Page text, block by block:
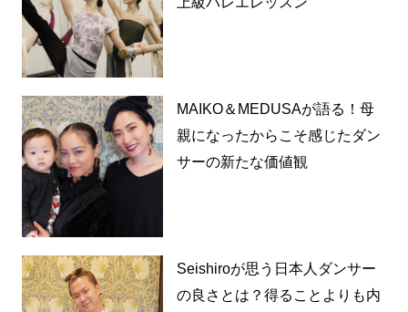
MAIKO＆MEDUSAが語る！母
親になったからこそ感じたダン
サーの新たな価値観
Seishiroが思う日本人ダンサー
の良さとは？得ることよりも内